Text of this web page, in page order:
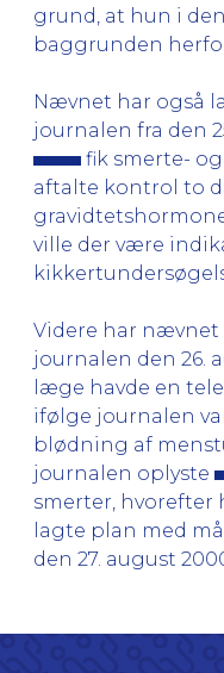
grund, at hun i
baggrunden
Nævnet har også
journalen fra den
fik smerte-
aftalte kontrol to
ville der være
Videre har
journalen den 26.
læge havde en
ifølge journalen
blødning af
journalen oplyste
smerter, hvorefter
lagte plan med
den 27. august